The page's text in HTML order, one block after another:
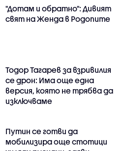
"Дотам и обратно": Дивият
свят на Женда в Родопите
Тодор Тагарев за взривилия
се дрон: Има още една
версия, която не трябва да
изключваме
Путин се готви да
мобилизира още стотици